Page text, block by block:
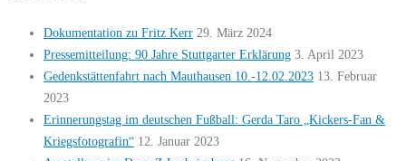
Dokumentation zu Fritz Kerr 29. März 2024
Pressemitteilung: 90 Jahre Stuttgarter Erklärung 3. April 2023
Gedenkstättenfahrt nach Mauthausen 10.-12.02.2023 13. Februar
2023
Erinnerungstag im deutschen Fußball: Gerda Taro „Kickers-Fan &
Kriegsfotografin“ 12. Januar 2023